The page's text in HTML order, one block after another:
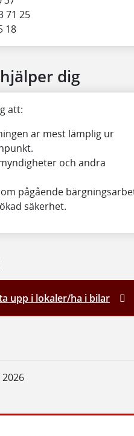
71 25
18
dig
att:
ar mest lämplig ur
och andra
pågående
säkerhet.
upp i lokaler/ha i bilar